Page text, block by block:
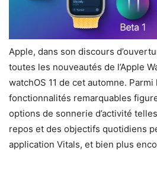
Apple, dans son discours
toutes les nouveautés de l’Apple
watchOS 11 de cet automne.
fonctionnalités remarquables
options de sonnerie d’activité
repos et des objectifs quotidiens
application Vitals, et bien plus